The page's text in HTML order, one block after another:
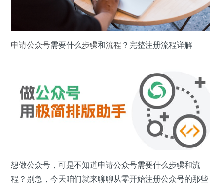
申请公众号需要什么步骤和流程 ？完整注册流程详解
想做公众号，可是不知道申请公众号需要什么步骤和流
程？别急，今天咱们就来聊聊从零开始注册公众号的那些